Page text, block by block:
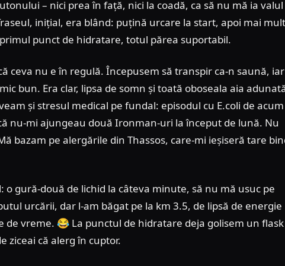
– nici prea în față, nici la coadă, ca să nu mă ia valul
inițial, era blând: puțină urcare la start, apoi mai mult
punct de hidratare, totul părea suportabil.
ceva nu e în regulă. Începusem să transpir ca-n saună, iar
bun. Era clar, lipsa de somn și toată oboseala aia
și stresul medical pe fundal: episodul cu E.coli de acum
nu-mi ajungeau două Ironman-uri la început de lună. Nu
bazam pe alergările din Thassos, care-mi ieșiseră tare
gură-două de lichid la câteva minute, să nu mă usuc pe
urcării, dar l-am băgat pe la km 3.5, de lipsă de energie
de vreme. 😂 La punctul de hidratare deja golisem un flask
ziceai că alerg în cuptor.